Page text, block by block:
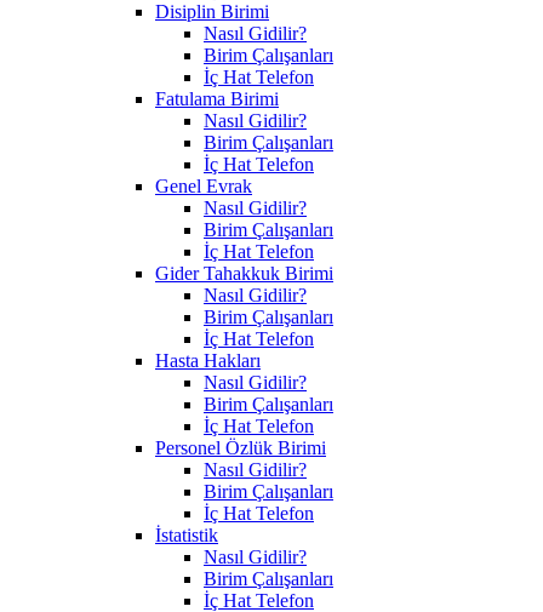
Disiplin Birimi
Nasıl Gidilir?
Birim Çalışanları
İç Hat Telefon
Fatulama Birimi
Nasıl Gidilir?
Birim Çalışanları
İç Hat Telefon
Genel Evrak
Nasıl Gidilir?
Birim Çalışanları
İç Hat Telefon
Gider Tahakkuk Birimi
Nasıl Gidilir?
Birim Çalışanları
İç Hat Telefon
Hasta Hakları
Nasıl Gidilir?
Birim Çalışanları
İç Hat Telefon
Personel Özlük Birimi
Nasıl Gidilir?
Birim Çalışanları
İç Hat Telefon
İstatistik
Nasıl Gidilir?
Birim Çalışanları
İç Hat Telefon